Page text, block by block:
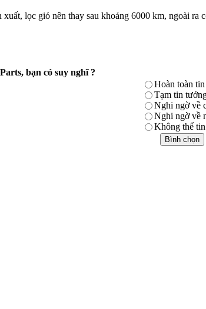
lọc gió nên thay sau khoảng 6000 km, ngoài ra
bạn có suy nghĩ ?
Hoàn toàn
Tạm tin
Nghi ngờ về
Nghi ngờ về
Không thể